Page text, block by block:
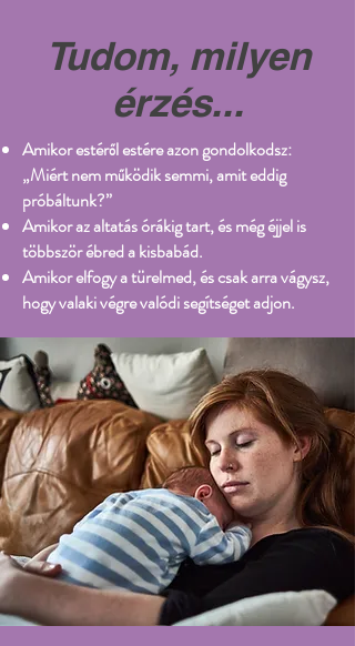
Tudom, milyen
érzés...
Amikor estéről estére azon gondolkodsz:
„Miért nem működik semmi, amit eddig
próbáltunk?”
Amikor az altatás órákig tart, és még éjjel is
többször ébred a kisbabád.
Amikor elfogy a türelmed, és csak arra vágysz,
hogy valaki végre valódi segítséget adjon.